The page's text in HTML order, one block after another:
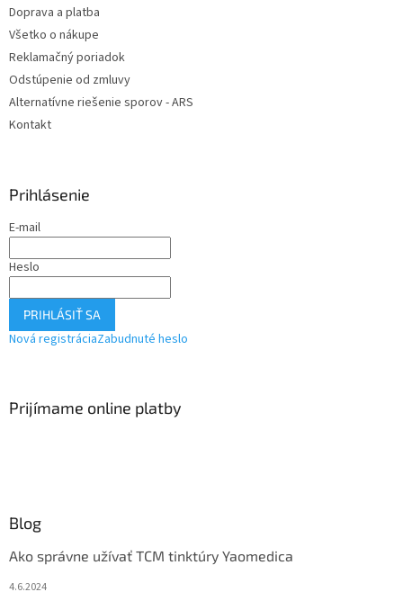
Doprava a platba
Všetko o nákupe
Reklamačný poriadok
Odstúpenie od zmluvy
Alternatívne riešenie sporov - ARS
Kontakt
Prihlásenie
E-mail
Heslo
PRIHLÁSIŤ SA
Nová registráciaZabudnuté heslo
Prijímame online platby
Blog
Ako správne užívať TCM tinktúry Yaomedica
4.6.2024